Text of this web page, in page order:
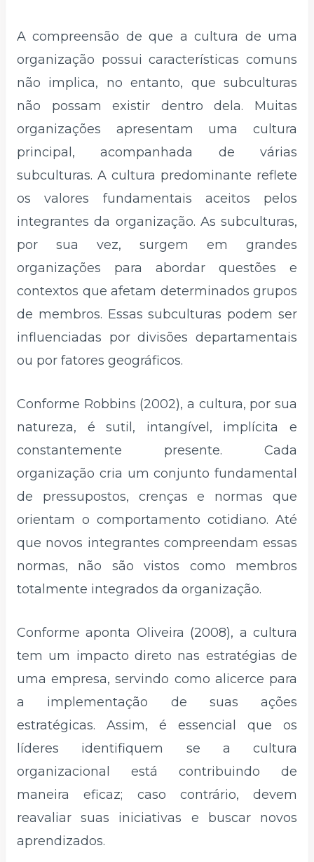
A compreensão de que a cultura de uma
organização possui características comuns
não implica, no entanto, que subculturas
não possam existir dentro dela. Muitas
organizações apresentam uma cultura
principal, acompanhada de várias
subculturas. A cultura predominante reflete
os valores fundamentais aceitos pelos
integrantes da organização. As subculturas,
por sua vez, surgem em grandes
organizações para abordar questões e
contextos que afetam determinados grupos
de membros. Essas subculturas podem ser
influenciadas por divisões departamentais
ou por fatores geográficos.
Conforme Robbins (2002), a cultura, por sua
natureza, é sutil, intangível, implícita e
constantemente presente. Cada
organização cria um conjunto fundamental
de pressupostos, crenças e normas que
orientam o comportamento cotidiano. Até
que novos integrantes compreendam essas
normas, não são vistos como membros
totalmente integrados da organização.
Conforme aponta Oliveira (2008), a cultura
tem um impacto direto nas estratégias de
uma empresa, servindo como alicerce para
a implementação de suas ações
estratégicas. Assim, é essencial que os
líderes identifiquem se a cultura
organizacional está contribuindo de
maneira eficaz; caso contrário, devem
reavaliar suas iniciativas e buscar novos
aprendizados.